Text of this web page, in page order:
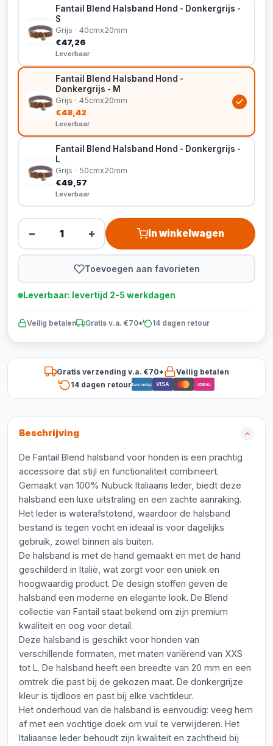
Fantail Blend Halsband Hond - Donkergrijs -
S
Grijs · 40cmx20mm
€47,26
Leverbaar
Fantail Blend Halsband Hond -
Donkergrijs - M
Grijs · 45cmx20mm
€48,42
Leverbaar
Fantail Blend Halsband Hond - Donkergrijs -
L
Grijs · 50cmx20mm
€49,57
Leverbaar
− + In winkelwagen
Toevoegen aan favorieten
Leverbaar: levertijd 2-5 werkdagen
Veilig betalen Gratis v.a. €70* 14 dagen retour
Gratis verzending v.a. €70*
Veilig betalen
14 dagen retourBancontact VISA iDEAL
Beschrijving
De Fantail Blend halsband voor honden is een prachtig
accessoire dat stijl en functionaliteit combineert.
Gemaakt van 100% Nubuck Italiaans leder, biedt deze
halsband een luxe uitstraling en een zachte aanraking.
Het leder is waterafstotend, waardoor de halsband
bestand is tegen vocht en ideaal is voor dagelijks
gebruik, zowel binnen als buiten.
De halsband is met de hand gemaakt en met de hand
geschilderd in Italië, wat zorgt voor een uniek en
hoogwaardig product. De design stoffen geven de
halsband een moderne en elegante look. De Blend
collectie van Fantail staat bekend om zijn premium
kwaliteit en oog voor detail.
Deze halsband is geschikt voor honden van
verschillende formaten, met maten variërend van XXS
tot L. De halsband heeft een breedte van 20 mm en een
omtrek die past bij de gekozen maat. De donkergrijze
kleur is tijdloos en past bij elke vachtkleur.
Het onderhoud van de halsband is eenvoudig: veeg hem
af met een vochtige doek om vuil te verwijderen. Het
Italiaanse leder behoudt zijn kwaliteit en zachtheid bij